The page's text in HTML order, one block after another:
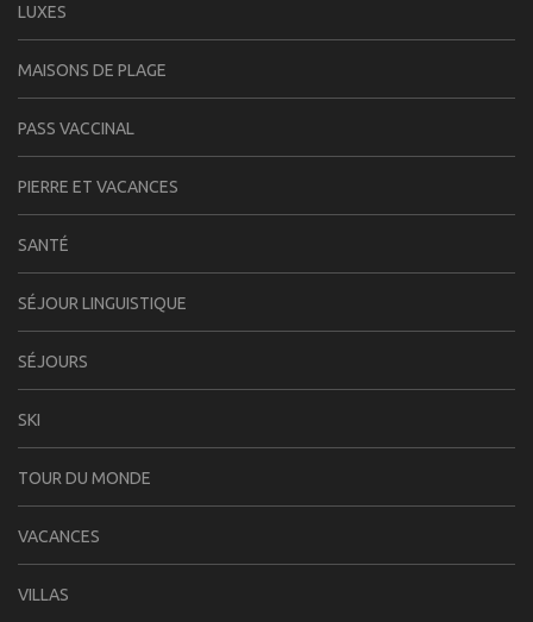
LUXES
MAISONS DE PLAGE
PASS VACCINAL
PIERRE ET VACANCES
SANTÉ
SÉJOUR LINGUISTIQUE
SÉJOURS
SKI
TOUR DU MONDE
VACANCES
VILLAS